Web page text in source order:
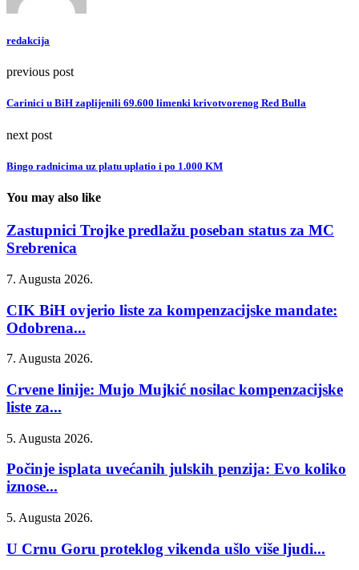
redakcija
previous post
Carinici u BiH zaplijenili 69.600 limenki krivotvorenog Red Bulla
next post
Bingo radnicima uz platu uplatio i po 1.000 KM
You may also like
Zastupnici Trojke predlažu poseban status za MC
Srebrenica
7. Augusta 2026.
CIK BiH ovjerio liste za kompenzacijske mandate:
Odobrena...
7. Augusta 2026.
Crvene linije: Mujo Mujkić nosilac kompenzacijske
liste za...
5. Augusta 2026.
Počinje isplata uvećanih julskih penzija: Evo koliko
iznose...
5. Augusta 2026.
U Crnu Goru proteklog vikenda ušlo više ljudi...